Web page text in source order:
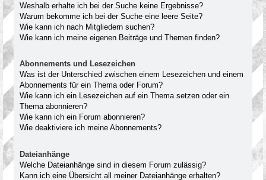
Weshalb erhalte ich bei der Suche keine Ergebnisse?
Warum bekomme ich bei der Suche eine leere Seite?
Wie kann ich nach Mitgliedern suchen?
Wie kann ich meine eigenen Beiträge und Themen finden?
Abonnements und Lesezeichen
Was ist der Unterschied zwischen einem Lesezeichen und einem
Abonnements für ein Thema oder Forum?
Wie kann ich ein Lesezeichen auf ein Thema setzen oder ein
Thema abonnieren?
Wie kann ich ein Forum abonnieren?
Wie deaktiviere ich meine Abonnements?
Dateianhänge
Welche Dateianhänge sind in diesem Forum zulässig?
Kann ich eine Übersicht all meiner Dateianhänge erhalten?